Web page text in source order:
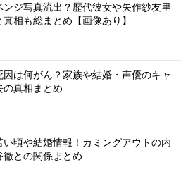
ジ写真流出？歴代彼女や矢作紗友里
相も総まとめ【画像あり】
は何がん？家族や結婚・声優のキャ
の真相まとめ
い頃や結婚情報！カミングアウトの内
との関係まとめ